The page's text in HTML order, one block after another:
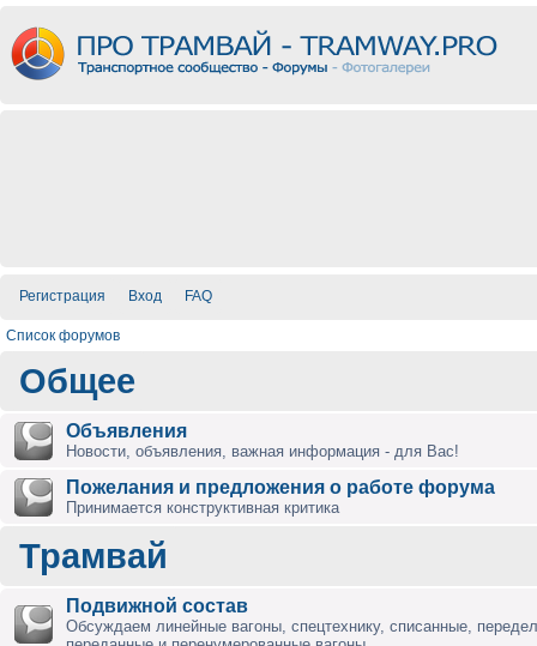
Регистрация Вход FAQ
Список форумов
Общее
Объявления
Новости, объявления, важная информация - для Вас!
Пожелания и предложения о работе форума
Принимается конструктивная критика
Трамвай
Подвижной состав
Обсуждаем линейные вагоны, спецтехнику, списанные,